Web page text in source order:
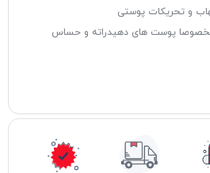
و تحریکات پوستی
پوست های دهیدراته و حساس